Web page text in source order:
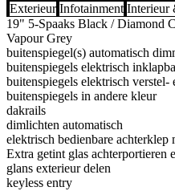
Exterieur Infotainment Interieur
19" 5-Spaaks Black / Diamond
Vapour Grey
buitenspiegel(s) automatisch
buitenspiegels elektrisch
buitenspiegels elektrisch verstel-
buitenspiegels in andere kleur
dakrails
dimlichten automatisch
elektrisch bedienbare achterklep
Extra getint glas achterportieren
glans exterieur delen
keyless entry